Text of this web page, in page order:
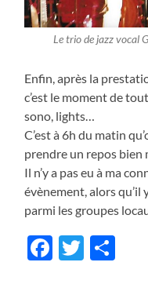
Le trio de jazz vocal
Enfin, après la
c’est le moment de
sono, lights…
C’est à 6h du matin
prendre un repos bien
Il n’y a pas eu à ma
évènement, alors
parmi les groupes
Facebook